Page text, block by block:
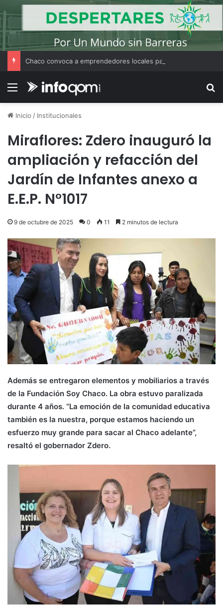
Menú
Inicio / Institucionales
Miraflores: Zdero inauguró la
ampliación y refacción del
Jardín de Infantes anexo a
E.E.P. N°1017
9 de octubre de 2025 0 11 2 minutos de lectura
Además se entregaron elementos y mobiliarios a través
de la Fundación Soy Chaco. La obra estuvo paralizada
durante 4 años. “La emoción de la comunidad educativa
también es la nuestra, porque estamos haciendo un
esfuerzo muy grande para sacar al Chaco adelante”,
resaltó el gobernador Zdero.